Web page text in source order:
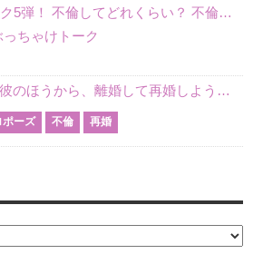
不倫ぶっちゃけトーク5弾！ 不倫してどれくらい？ 不倫のあれこれを、なんでもどうぞ♪♪
ちゃけトーク
W不倫です。最近、彼のほうから、離婚して再婚しよう、と言ってきました。ハッキリいうと、そこまでは考えていませんでした。彼を好きな気持ちはあるし、彼なしの生活は考えられません。だけど、離婚して再婚すると
ポーズ 不倫 再婚